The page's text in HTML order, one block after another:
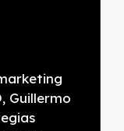
Guillermo